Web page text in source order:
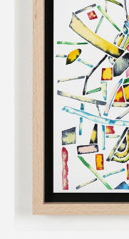
主なグループ展, アー
2021 ｢RE: Focus
GALLERY
TOKYO
BLOCK HOUSE
ONE ART
Taipei 台湾
DELTA
GALLERY Osaka
「Cama /キャマ
三越本店